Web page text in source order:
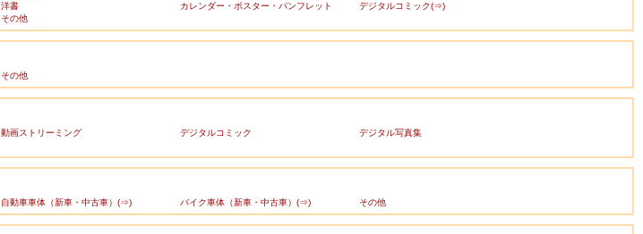
洋書 カレンダー・ポスター・パンフレット
デジタルコミック(⇒)
その他
その他
動画ストリーミング デジタルコミック
デジタル写真集
自動車車体（新車・中古車）(⇒) バイク車体（新車・中古車）(⇒) その他